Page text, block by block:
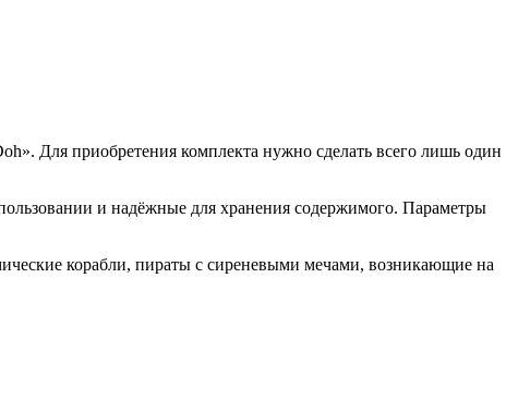
Для приобретения комплекта нужно сделать всего лишь один
и надёжные для хранения содержимого. Параметры
корабли, пираты с сиреневыми мечами, возникающие на